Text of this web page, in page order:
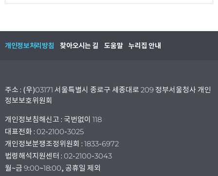
개인정보처리방침 찾아오시는 길 도움말 누리집 안내
주소 : (우)03171 서울특별시 종로구 세종대로 209 정부서울청사 개인
정보보호위원회
개인정보침해신고 : 국번없이 118
대표전화 : 02-2100-3025
개인정보분쟁조정위원회 : 1833-6972
법령해석지원센터 : 02-2100-3043
월~금 9:00~18:00, 공휴일 제외